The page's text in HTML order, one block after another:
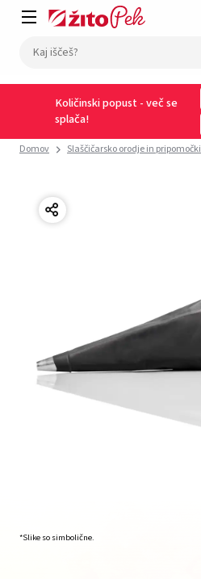
Količinski popust - več se
splača!
Domov Slaščičarsko orodje in pripomočki
*Slike so simbolične.